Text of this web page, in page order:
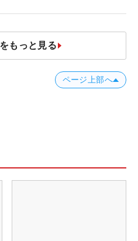
もっと見る
ページ上部へ